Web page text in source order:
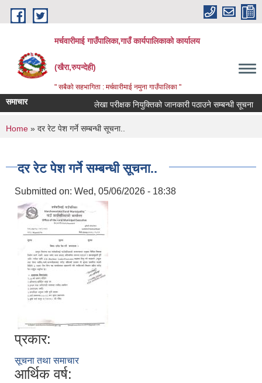
Skip to main content
मर्चवारीमाई गाउँपालिका,गाउँ कार्यपालिकाको कार्यालय
(खैरा,रुपन्देही)
" सबैको सहभागिता : मर्चवारीमाई नमुना गाउँपालिका "
समाचार लेखा परीक्षक नियुक्तिको जानकारी पठाउने सम्बन्धी सूचना
You are here
Home » दर रेट पेश गर्ने सम्बन्धी सूचना..
दर रेट पेश गर्ने सम्बन्धी सूचना..
Submitted on: Wed, 05/06/2026 - 18:38
प्रकार:
सूचना तथा समाचार
आर्थिक वर्ष: